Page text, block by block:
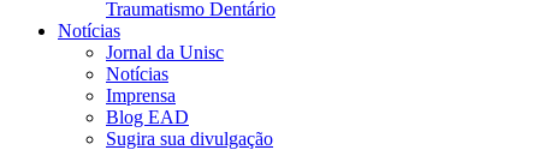
Traumatismo Dentário
Notícias
Jornal da Unisc
Notícias
Imprensa
Blog EAD
Sugira sua divulgação